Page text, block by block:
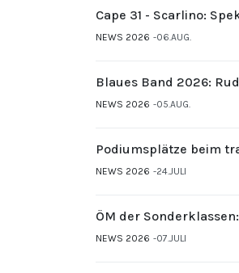
Cape 31 - Scarlino:
NEWS 2026 06.AUG.
Blaues Band 2026:
NEWS 2026 05.AUG.
Podiumsplätze beim
NEWS 2026 24.JULI
ÖM der
NEWS 2026 07.JULI